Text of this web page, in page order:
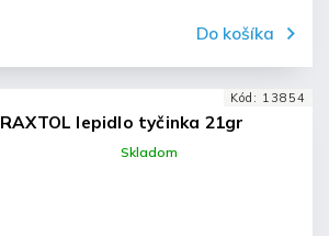
Do košíka
RAXTOL lepidlo tyčinka 21gr
Skladom
Kód: 13854